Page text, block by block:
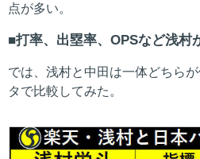
点が多い。
打率、出塁率、OPSなど浅村
では、浅村と中田は一体どちら
タで比較してみた。